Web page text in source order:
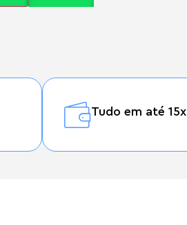
Tudo em até 15x